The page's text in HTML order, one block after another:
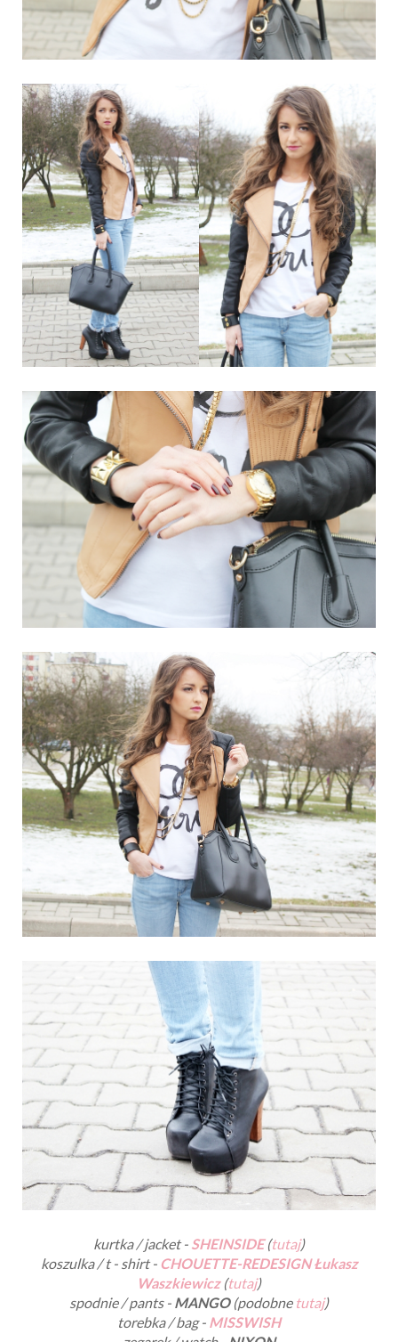
kurtka / jacket - SHEINSIDE (tutaj)
koszulka / t - shirt - CHOUETTE-REDESIGN Łukasz
Waszkiewicz(tutaj)
spodnie / pants - MANGO(podobnetutaj)
torebka / bag - MISSWISH